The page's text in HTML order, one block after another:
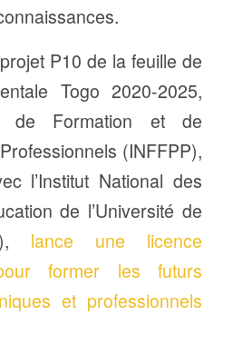
P10 de la feuille de
Togo 2020-2025,
de Formation et de
(INFFPP),
l’Institut National des
de l’Université de
lance une licence
former les futurs
et professionnels